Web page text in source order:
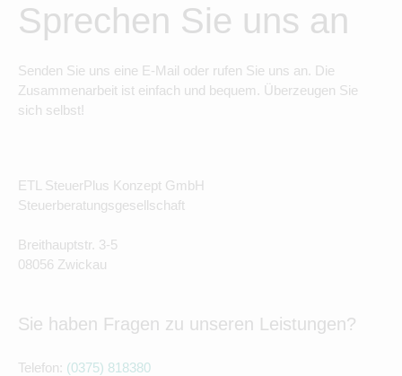
Sprechen Sie uns an
Senden Sie uns eine E-Mail oder rufen Sie uns an. Die
Zusammenarbeit ist einfach und bequem. Überzeugen Sie
sich selbst!
ETL SteuerPlus Konzept GmbH
Steuerberatungsgesellschaft
Breithauptstr. 3-5
08056 Zwickau
Sie haben Fragen zu unseren Leistungen?
Telefon: (0375) 818380